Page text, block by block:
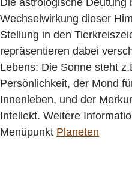
Wechselwirkung dieser
Stellung in den
repräsentieren dabei
Lebens: Die Sonne steht
Persönlichkeit, der Mond
Innenleben, und der
Intellekt. Weitere
Menüpunkt Planeten